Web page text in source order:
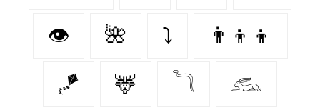
👁️ 🌺 ⤵ 👨‍👦‍👦
🪁 🦌 𓆓 𓃹